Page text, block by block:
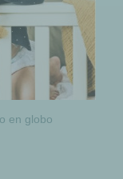
en globo